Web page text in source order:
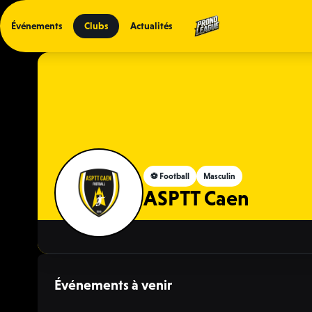
Événements Clubs Actualités
⚽️ Football Masculin
ASPTT Caen
Événements à venir